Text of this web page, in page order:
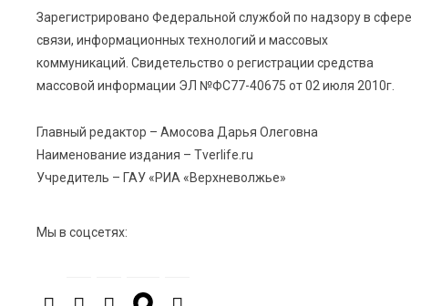
От хип-хопа до латины: как провести вечер 6
августа с пользой и драйвом
Переменная облачность и кратковременный
дождь: что ждёт жителей Тверской области
Зарегистрировано Федеральной службой по надзору в сфере
связи, информационных технологий и массовых
коммуникаций. Свидетельство о регистрации средства
массовой информации ЭЛ №ФС77-40675 от 02 июля 2010г.
Главный редактор – Амосова Дарья Олеговна
Наименование издания – Tverlife.ru
Учредитель – ГАУ «РИА «Верхневолжье»
Мы в соцсетях: